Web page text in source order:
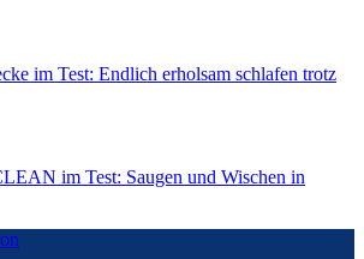
im Test: Endlich erholsam schlafen trotz
im Test: Saugen und Wischen in